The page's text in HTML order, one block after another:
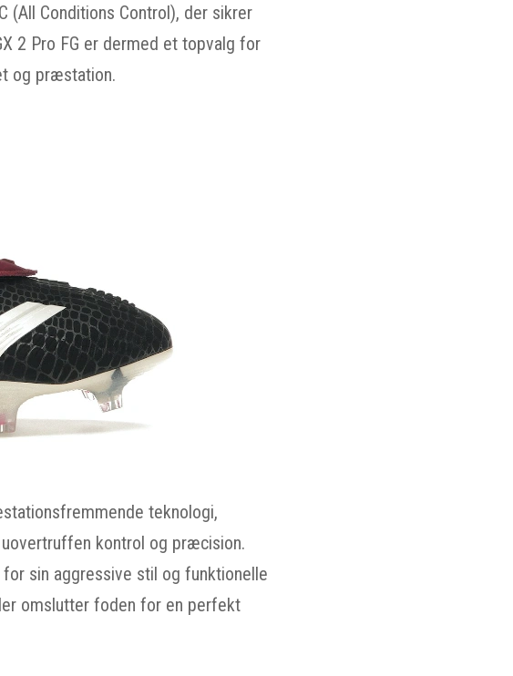
(All Conditions Control), der sikrer
2 Pro FG er dermed et topvalg for
og præstation.
teknologi,
kontrol og præcision.
sin aggressive stil og funktionelle
omslutter foden for en perfekt